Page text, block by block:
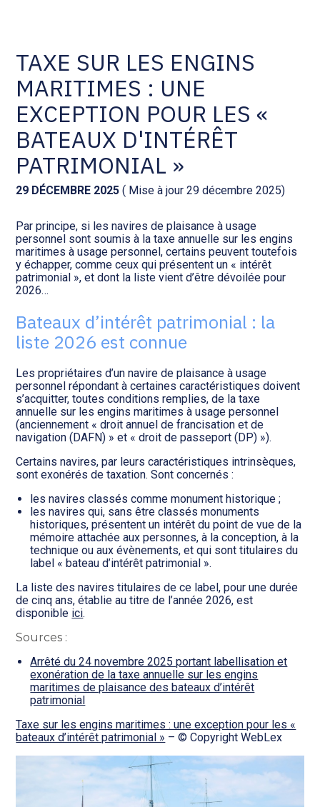
Social et ressources humaines
Assistance juridique
Pilotage d’entreprise
Gestion de patrimoine
Procédures collectives
Transition numérique
Tenue de votre comptabilité :
ACD
Facturation et pilotage :
EVOLIZ
Facturation et pilotage : MEG
Analyse et tableau de bord :
WAIBI
Gérer vos ressources
humaines : SILAE
TAXE SUR LES ENGINS
MARITIMES : UNE
EXCEPTION POUR LES «
BATEAUX D'INTÉRÊT
PATRIMONIAL »
29 DÉCEMBRE 2025 ( Mise à jour 29 décembre 2025)
Par principe, si les navires de plaisance à usage
personnel sont soumis à la taxe annuelle sur les engins
maritimes à usage personnel, certains peuvent toutefois
y échapper, comme ceux qui présentent un « intérêt
patrimonial », et dont la liste vient d’être dévoilée pour
2026…
Bateaux d’intérêt patrimonial : la
liste 2026 est connue
Les propriétaires d’un navire de plaisance à usage
personnel répondant à certaines caractéristiques doivent
s’acquitter, toutes conditions remplies, de la taxe
annuelle sur les engins maritimes à usage personnel
(anciennement « droit annuel de francisation et de
navigation (DAFN) » et « droit de passeport (DP) »).
Certains navires, par leurs caractéristiques intrinsèques,
sont exonérés de taxation. Sont concernés :
les navires classés comme monument historique ;
les navires qui, sans être classés monuments
historiques, présentent un intérêt du point de vue de la
mémoire attachée aux personnes, à la conception, à la
technique ou aux évènements, et qui sont titulaires du
label « bateau d’intérêt patrimonial ».
La liste des navires titulaires de ce label, pour une durée
de cinq ans, établie au titre de l’année 2026, est
disponible ici.
Sources :
Arrêté du 24 novembre 2025 portant labellisation et
exonération de la taxe annuelle sur les engins
maritimes de plaisance des bateaux d’intérêt
patrimonial
Taxe sur les engins maritimes : une exception pour les «
bateaux d’intérêt patrimonial » – © Copyright WebLex